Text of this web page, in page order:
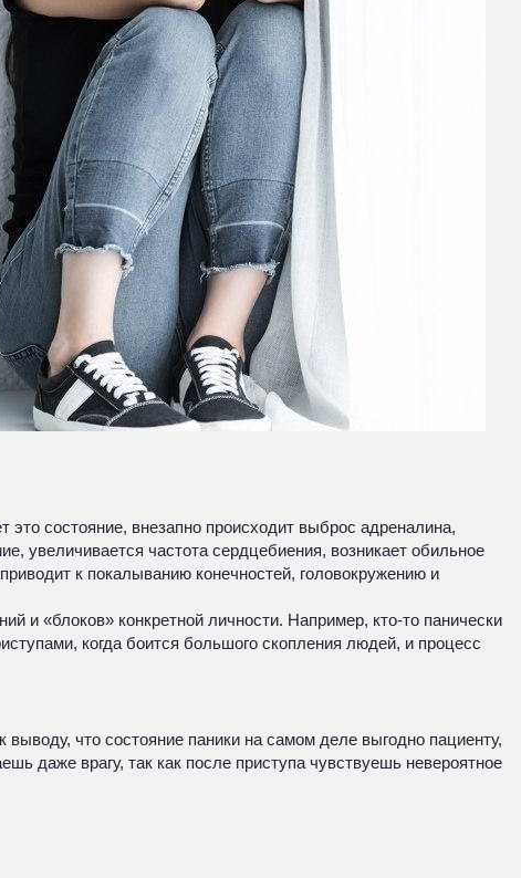
это состояние, внезапно происходит выброс адреналина,
увеличивается частота сердцебиения, возникает обильное
к покалыванию конечностей, головокружению и
и «блоков» конкретной личности. Например, кто-то панически
когда боится большого скопления людей, и процесс
что состояние паники на самом деле выгодно пациенту,
даже врагу, так как после приступа чувствуешь невероятное